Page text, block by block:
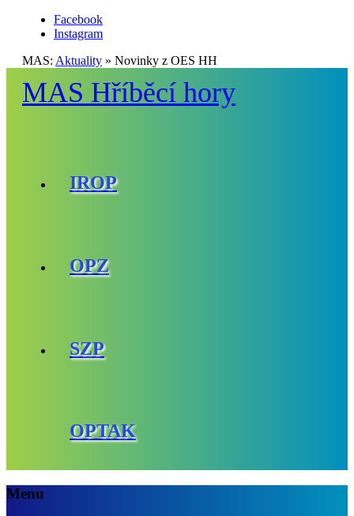
Facebook
Instagram
MAS: Aktuality » Novinky z OES HH
MAS Hříběcí hory
IROP
OPZ
SZP
OPTAK
Menu